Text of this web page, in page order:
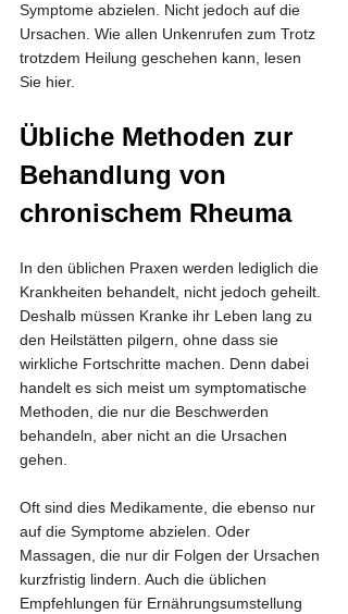
Symptome abzielen. Nicht jedoch auf die
Ursachen. Wie allen Unkenrufen zum Trotz
trotzdem Heilung geschehen kann, lesen
Sie hier.
Übliche Methoden zur
Behandlung von
chronischem Rheuma
In den üblichen Praxen werden lediglich die
Krankheiten behandelt, nicht jedoch geheilt.
Deshalb müssen Kranke ihr Leben lang zu
den Heilstätten pilgern, ohne dass sie
wirkliche Fortschritte machen. Denn dabei
handelt es sich meist um symptomatische
Methoden, die nur die Beschwerden
behandeln, aber nicht an die Ursachen
gehen.
Oft sind dies Medikamente, die ebenso nur
auf die Symptome abzielen. Oder
Massagen, die nur dir Folgen der Ursachen
kurzfristig lindern. Auch die üblichen
Empfehlungen für Ernährungsumstellung